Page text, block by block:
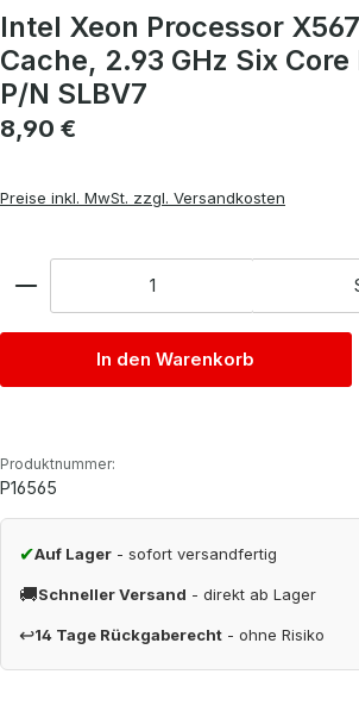
Intel Xeon Processor
Cache, 2.93 GHz Six Core
P/N SLBV7
Regulärer Preis:
8,90 €
Preise inkl. MwSt. zzgl. Versandkosten
In den Warenkorb
Produktnummer:
P16565
✔Auf Lager - sofort versandfertig
🚚Schneller Versand - direkt ab Lager
↩14 Tage Rückgaberecht - ohne Risiko